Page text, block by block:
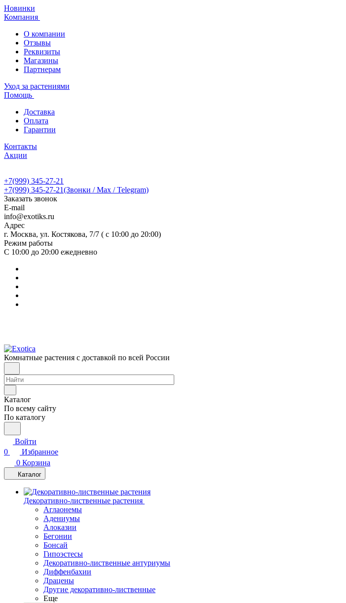
Новинки
Компания
О компании
Отзывы
Реквизиты
Магазины
Партнерам
Уход за растениями
Помощь
Доставка
Оплата
Гарантии
Контакты
Акции
+7(999) 345-27-21
+7(999) 345-27-21(Звонки / Max / Telegram)
Заказать звонок
E-mail
info@exotiks.ru
Адрес
г. Москва, ул. Костякова, 7/7 ( с 10:00 до 20:00)
Режим работы
С 10:00 до 20:00 ежедневно
Комнатные растения с доставкой по всей России
Каталог
По всему сайту
По каталогу
Войти
0
Избранное
0 Корзина
Каталог
Декоративно-лиственные растения
Аглаонемы
Адениумы
Алоказии
Бегонии
Бонсай
Гипоэстесы
Декоративно-лиственные антуриумы
Диффенбахии
Драцены
Другие декоративно-лиственные
Еще